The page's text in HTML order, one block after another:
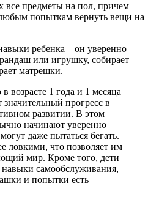
все предметы на пол, причем
попыткам вернуть вещи на
ребенка – он уверенно
или игрушку, собирает
матрешки.
возрасте 1 года и 1 месяца
прогресс в
развитии. В этом
начинают уверенно
даже пытаться бегать.
ловкими, что позволяет им
мир. Кроме того, дети
навыки самообслуживания,
и попытки есть